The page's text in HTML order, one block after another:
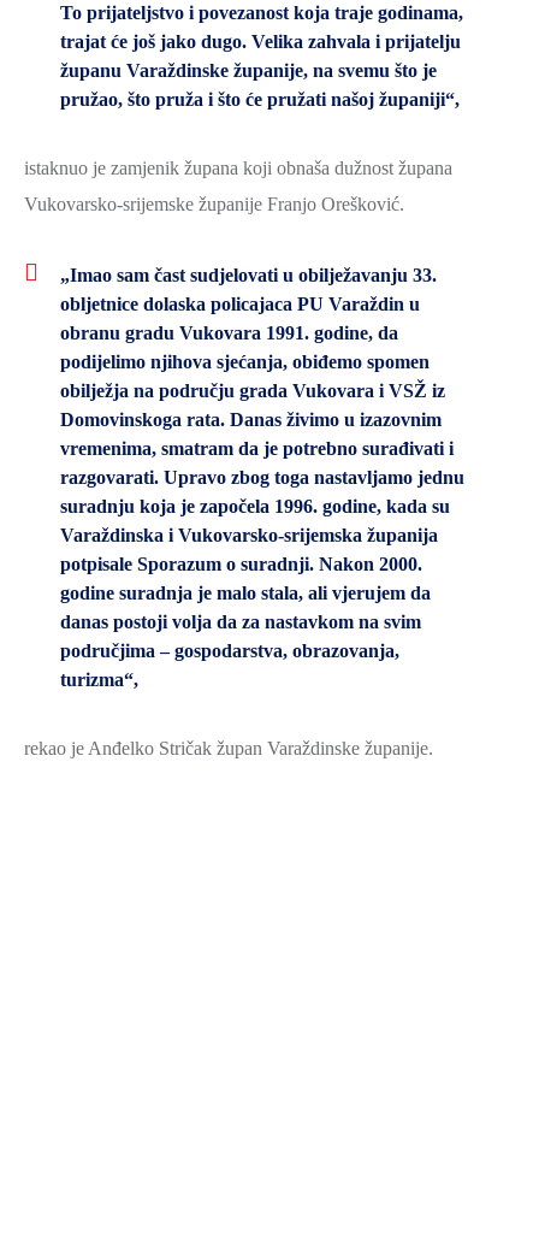
To prijateljstvo i povezanost koja traje godinama,
trajat će još jako dugo. Velika zahvala i prijatelju
županu Varaždinske županije, na svemu što je
pružao, što pruža i što će pružati našoj županiji“,
istaknuo je zamjenik župana koji obnaša dužnost župana
Vukovarsko-srijemske županije Franjo Orešković.
„Imao sam čast sudjelovati u obilježavanju 33.
obljetnice dolaska policajaca PU Varaždin u
obranu gradu Vukovara 1991. godine, da
podijelimo njihova sjećanja, obiđemo spomen
obilježja na području grada Vukovara i VSŽ iz
Domovinskoga rata. Danas živimo u izazovnim
vremenima, smatram da je potrebno surađivati i
razgovarati. Upravo zbog toga nastavljamo jednu
suradnju koja je započela 1996. godine, kada su
Varaždinska i Vukovarsko-srijemska županija
potpisale Sporazum o suradnji. Nakon 2000.
godine suradnja je malo stala, ali vjerujem da
danas postoji volja da za nastavkom na svim
područjima – gospodarstva, obrazovanja,
turizma“,
rekao je Anđelko Stričak župan Varaždinske županije.